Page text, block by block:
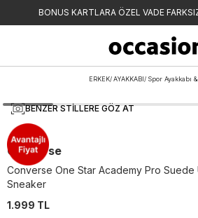
BONUS KARTLARA ÖZEL VADE
ERKEK/ AYAKKABI/ Spor Ayakkabı
BENZER STILLERE GÖZ AT
Converse
Converse One Star Academy Pro Suede
Sneaker
1.999 TL